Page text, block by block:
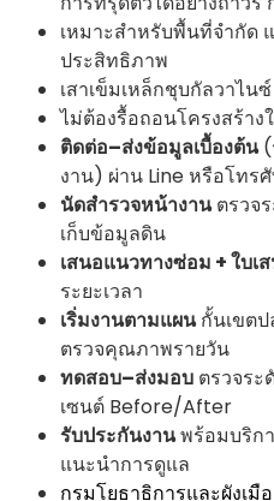
เหมาะสำหรับพื้นที่จำกัด
ประสิทธิภาพ
เสาเข็มเหล็กชุบกัลวาไน
ไม่ต้องรื้อถอนโครงสร้าง
ติดต่อ–ส่งข้อมูลเบื้องต้น(
งาน) ผ่าน Line หรือโทร
นัดสำรวจหน้างานตรวจ
เก็บข้อมูลดิน
เสนอแนวทางซ่อม + ใบเ
ระยะเวลา
เริ่มงานตามแผนกั้นเขตป
ตรวจคุณภาพรายวัน
ทดสอบ–ส่งมอบ ตรวจร
เซนต์ Before/After
รับประกันงานพร้อมบริก
แนะนำการดูแล
กรมโยธาธิการและผังเมื